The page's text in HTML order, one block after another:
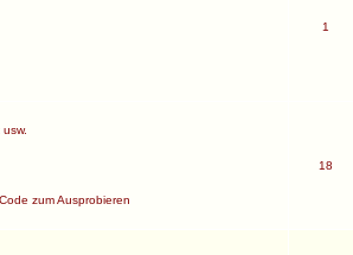
1
zum Ausprobieren
18